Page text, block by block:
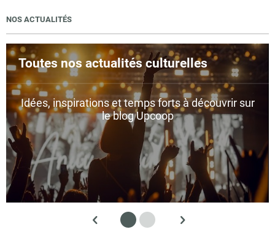
NOS ACTUALITÉS
Toutes nos actualités culturelles
Idées, inspirations et temps forts à découvrir sur
le blog Upcoop